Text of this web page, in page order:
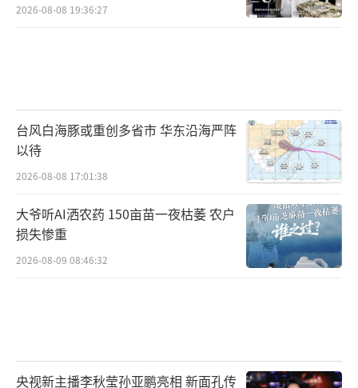
2026-08-08 19:36:27
台风白海豚或重创多省市 华东沿海严阵
以待
2026-08-08 17:01:38
大爷听AI洒农药 150亩苗一夜枯萎 农户
损失惨重
2026-08-09 08:46:32
央视新主播李秋莹孙亚鹏亮相 新面孔传